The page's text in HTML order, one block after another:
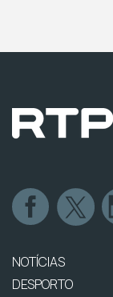
NOTÍCIAS
DESPORTO